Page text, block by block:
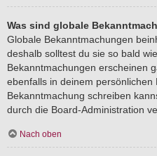
Was sind globale
Globale Bekanntmachungen
deshalb solltest du sie so bald
Bekanntmachungen erscheinen
ebenfalls in deinem
Bekanntmachung schreiben
durch die Board-Administration
Nach oben